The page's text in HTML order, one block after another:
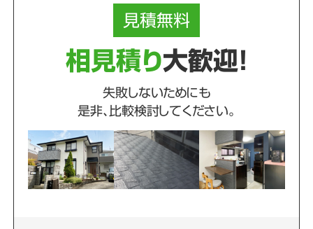
見積無料
相見積り大歓迎！
失敗しないためにも
是非、比較検討してください。